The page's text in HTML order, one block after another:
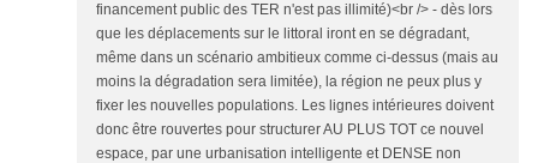
financement public des TER n'est pas illimité)<br /> - dès lors
que les déplacements sur le littoral iront en se dégradant,
même dans un scénario ambitieux comme ci-dessus (mais au
moins la dégradation sera limitée), la région ne peux plus y
fixer les nouvelles populations. Les lignes intérieures doivent
donc être rouvertes pour structurer AU PLUS TOT ce nouvel
espace, par une urbanisation intelligente et DENSE non